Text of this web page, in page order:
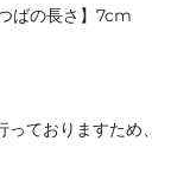
ばの長さ】7cm
ておりますため、